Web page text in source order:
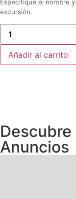
Especifique el nombre
excursión.
Añadir al carrito
Extraescolares
Comedor
Visítanos
Instalaciones
Piscina
Enlaces
Anuncios